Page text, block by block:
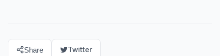
Share Twitter